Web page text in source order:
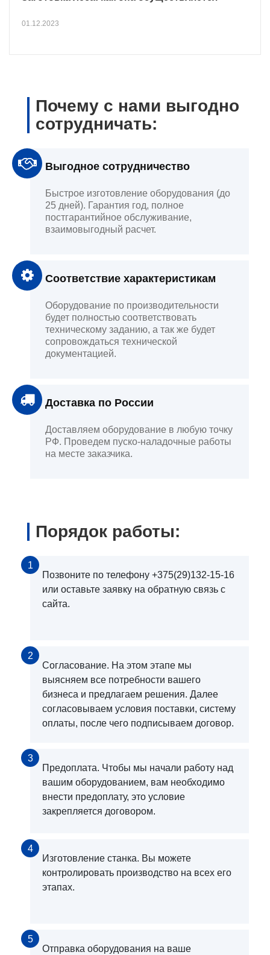
01.12.2023
Почему с нами выгодно
сотрудничать:
Выгодное сотрудничество
Быстрое изготовление оборудования (до
25 дней). Гарантия год, полное
постгарантийное обслуживание,
взаимовыгодный расчет.
Соответствие характеристикам
Оборудование по производительности
будет полностью соответствовать
техническому заданию, а так же будет
сопровождаться технической
документацией.
Доставка по России
Доставляем оборудование в любую точку
РФ. Проведем пуско-наладочные работы
на месте заказчика.
Порядок работы:
1
Позвоните по телефону +375(29)132-15-16
или оставьте заявку на обратную связь с
сайта.
2
Согласование. На этом этапе мы
выясняем все потребности вашего
бизнеса и предлагаем решения. Далее
согласовываем условия поставки, систему
оплаты, после чего подписываем договор.
3
Предоплата. Чтобы мы начали работу над
вашим оборудованием, вам необходимо
внести предоплату, это условие
закрепляется договором.
4
Изготовление станка. Вы можете
контролировать производство на всех его
этапах.
5
Отправка оборудования на ваше